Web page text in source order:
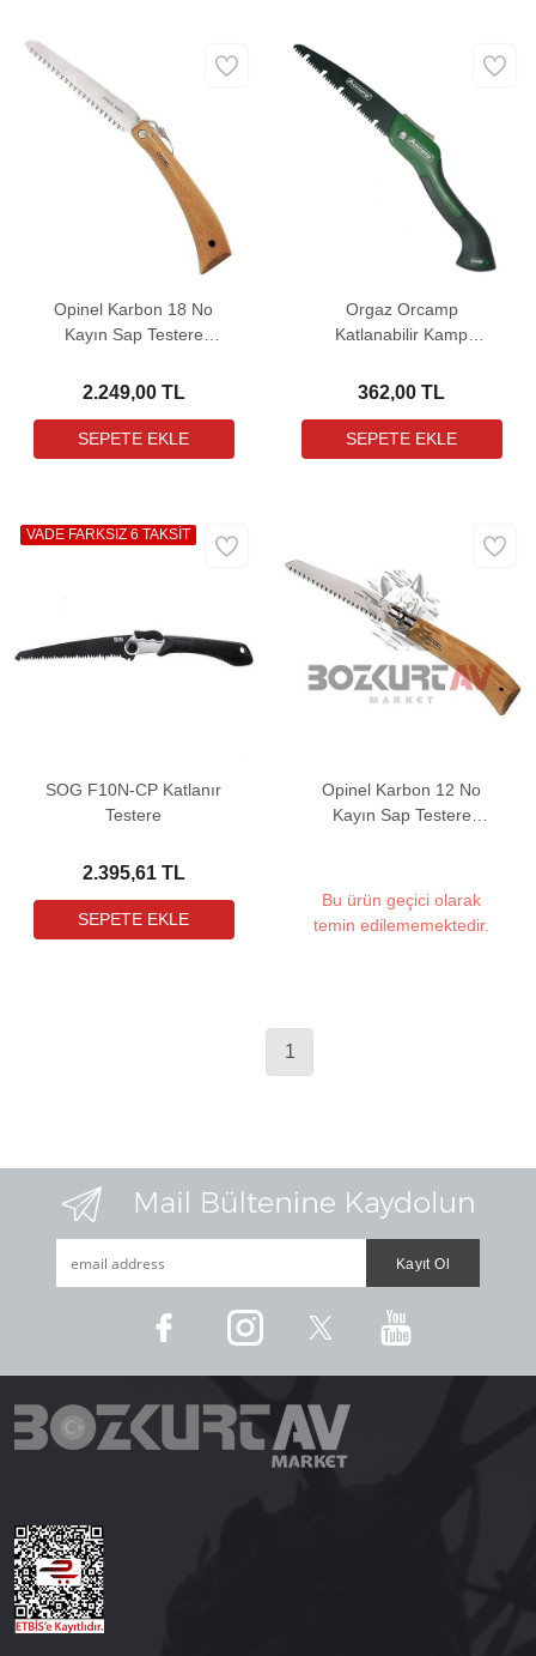
Opinel Karbon 18 No
Kayın Sap Testere
2.249,00 TL
Orgaz Orcamp
Katlanabilir Kamp
362,00 TL
SOG F10N-CP Katlanır
Testere
2.395,61 TL
VADE FARKSIZ 6 TAKSİT
Opinel Karbon 12 No
Kayın Sap Testere
Bu ürün geçici olarak
temin edilememektedir.
1